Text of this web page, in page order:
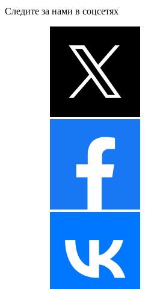
Следите за нами в соцсетях